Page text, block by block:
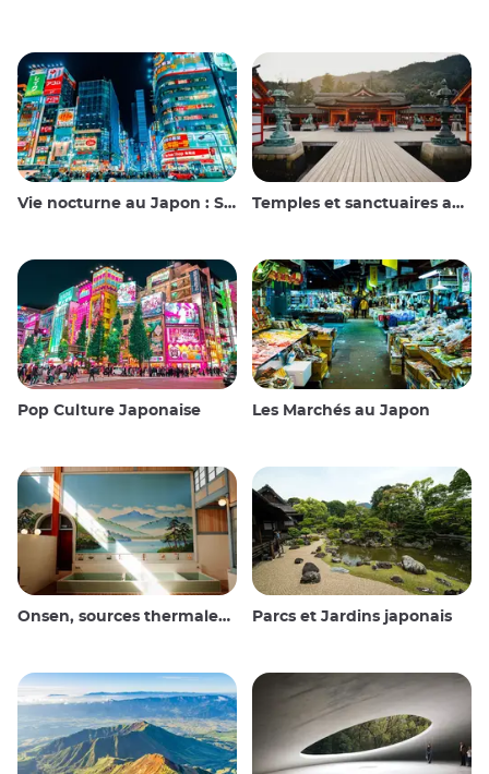
Vie nocturne au Japon : Sortir, voir et boire Temples et sanctuaires au Japon
Pop Culture Japonaise Les Marchés au Japon
Onsen, sources thermales et bains publics Parcs et Jardins japonais